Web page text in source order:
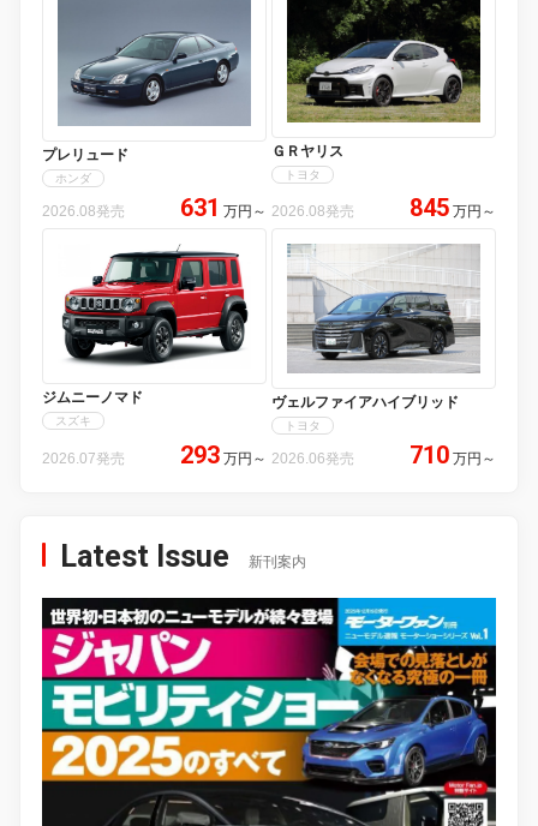
プレリュード
ホンダ
2026.08発売 631 万円 ～
ＧＲヤリス
トヨタ
2026.08発売 845 万円 ～
ジムニーノマド
スズキ
2026.07発売 293 万円 ～
ヴェルファイアハイブリッド
トヨタ
2026.06発売 710 万円 ～
Latest Issue 新刊案内